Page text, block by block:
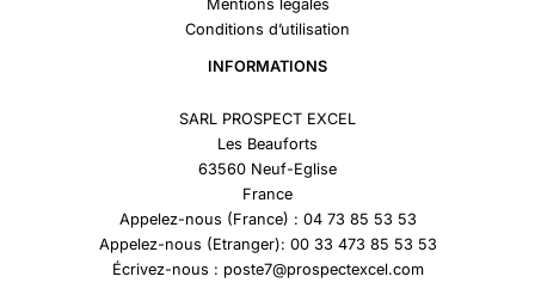
Mentions légales
Conditions d’utilisation
INFORMATIONS
SARL PROSPECT EXCEL
Les Beauforts
63560 Neuf-Eglise
France
Appelez-nous (France) : 04 73 85 53 53
Appelez-nous (Etranger): 00 33 473 85 53 53
Écrivez-nous : poste7@prospectexcel.com